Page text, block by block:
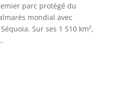
parc protégé du
mondial avec
Sur ses 1 510 km²,